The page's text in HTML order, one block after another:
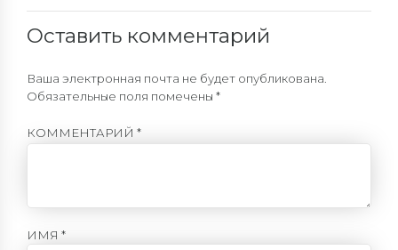
Оставить комментарий
Ваша электронная почта не будет опубликована.
Обязательные поля помечены *
КОММЕНТАРИЙ *
ИМЯ *